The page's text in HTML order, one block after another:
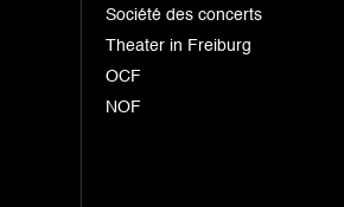
Société des concerts
Theater in Freiburg
OCF
NOF